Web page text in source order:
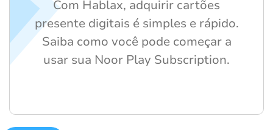
Com Hablax, adquirir cartões
presente digitais é simples e rápido.
Saiba como você pode começar a
usar sua Noor Play Subscription.